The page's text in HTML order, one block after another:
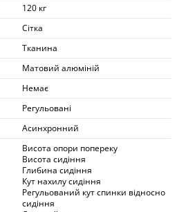
120 кг
Сітка
Тканина
Матовий алюміній
Немає
Регульовані
Асинхронний
Висота опори попереку
Висота сидіння
Глибина сидіння
Кут нахилу сидіння
Регульований кут спинки відносно
сидіння